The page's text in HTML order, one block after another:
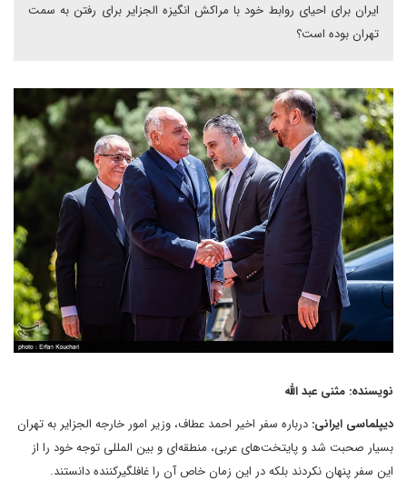
ایران برای احیای روابط خود با مراکش انگیزه الجزایر برای رفتن به سمت
تهران بوده است؟
نویسنده: مثنى عبد الله
دیپلماسی ایرانی: درباره سفر اخیر احمد عطاف، وزیر امور خارجه الجزایر به تهران
بسیار صحبت شد و پایتخت‌های عربی، منطقه‌ای و بین المللی توجه خود را از
این سفر پنهان نکردند بلکه در این زمان خاص آن را غافلگیرکننده دانستند.